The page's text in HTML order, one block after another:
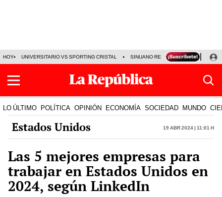
HOY UNIVERSITARIO VS SPORTING CRISTAL SINUANO RESULTADOS HOY
LO ÚLTIMO POLÍTICA OPINIÓN ECONOMÍA SOCIEDAD MUNDO
Estados Unidos 19 Abr 2024 | 11:01 h
Las 5 mejores empresas para
trabajar en Estados Unidos en
2024, según LinkedIn